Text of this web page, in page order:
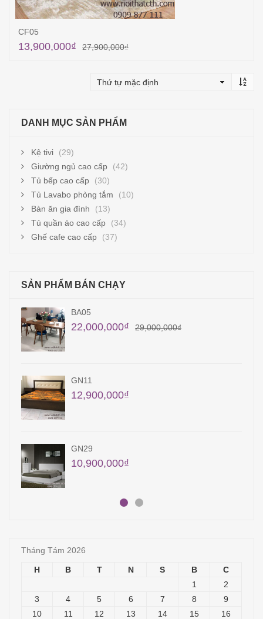
CF05
27,900,000₫
13,900,000₫
DANH MỤC SẢN PHẨM
Kệ tivi
(29)
Giường ngủ cao cấp
(42)
Tủ bếp cao cấp
(30)
Tủ Lavabo phòng tắm
(10)
Bàn ăn gia đình
(13)
Tủ quần áo cao cấp
(34)
Ghế cafe cao cấp
(37)
SẢN PHẨM BÁN CHẠY
KT10
9,450,000 ₫
QA12
22,400,000
QA15
18,000,000
Tháng Tám 2026
H B T N S B
C
1
2
3
4 5 6 7 8
9
10
11 12 13 14 15
16